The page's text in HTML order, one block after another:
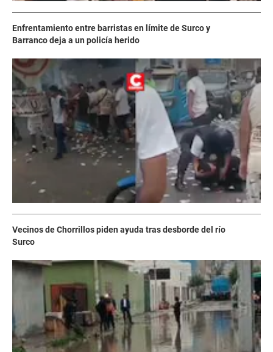
Enfrentamiento entre barristas en límite de Surco y
Barranco deja a un policía herido
Vecinos de Chorrillos piden ayuda tras desborde del río
Surco